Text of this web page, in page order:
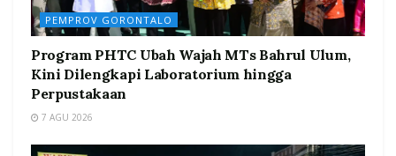
PEMPROV GORONTALO
Program PHTC Ubah Wajah MTs Bahrul Ulum,
Kini Dilengkapi Laboratorium hingga
Perpustakaan
7 AGU 2026